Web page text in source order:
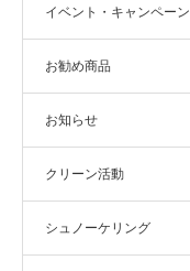
イベント・キャンペーン
お勧め商品
お知らせ
クリーン活動
シュノーケリング